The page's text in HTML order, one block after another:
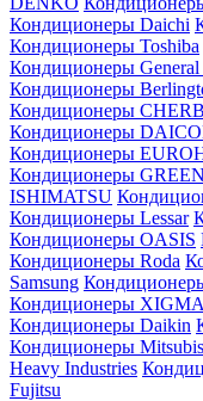
Кондиционеры Daichi
Кондиционеры Toshiba
Кондиционеры General
Кондиционеры
Кондиционеры
Кондиционеры
Кондиционеры
Кондиционеры GREEN
ISHIMATSU
Кондиционеры Lessar
Кондиционеры OASIS
Кондиционеры Roda
Samsung
Кондиционеры XIGMA
Кондиционеры Daikin
Кондиционеры
Heavy Industries
Fujitsu